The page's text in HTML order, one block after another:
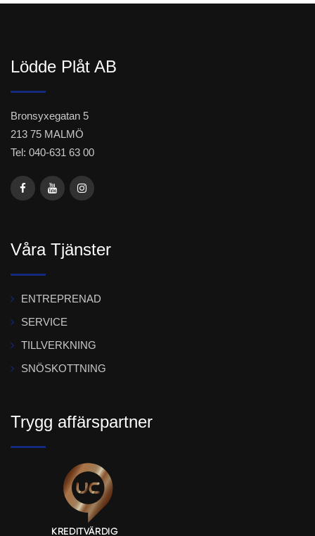
Lödde Plåt AB
Bronsyxegatan 5
213 75 MALMÖ
Tel: 040-631 63 00
Våra Tjänster
ENTREPRENAD
SERVICE
TILLVERKNING
SNÖSKOTTNING
Trygg affärspartner